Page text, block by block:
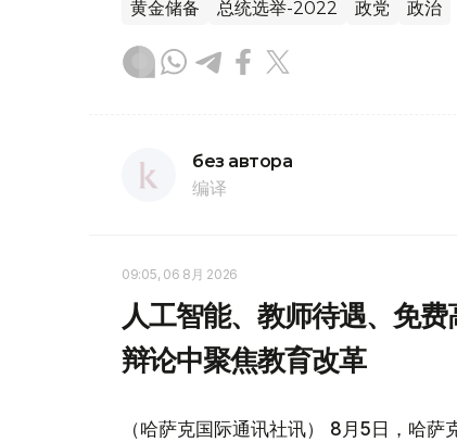
黄金储备 总统选举-2022 政党 政治
без автора
编译
09:05, 06 8月 2026
人工智能、教师待遇、免
辩论中聚焦教育改革
（哈萨克国际通讯社讯） 8月5日，哈